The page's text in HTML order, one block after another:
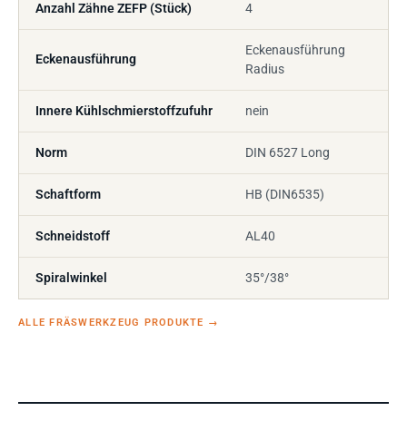
Anzahl Zähne ZEFP (Stück) 4
Eckenausführung
Eckenausführung
Radius
Innere Kühlschmierstoffzufuhr nein
Norm DIN 6527 Long
Schaftform HB (DIN6535)
Schneidstoff AL40
Spiralwinkel 35°/38°
ALLE FRÄSWERKZEUG PRODUKTE →